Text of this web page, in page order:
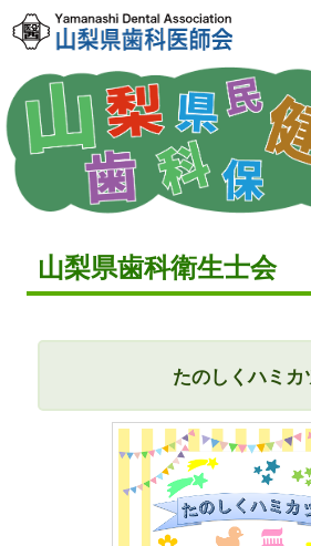
山梨県歯科衛生士会
たのしくハミカ